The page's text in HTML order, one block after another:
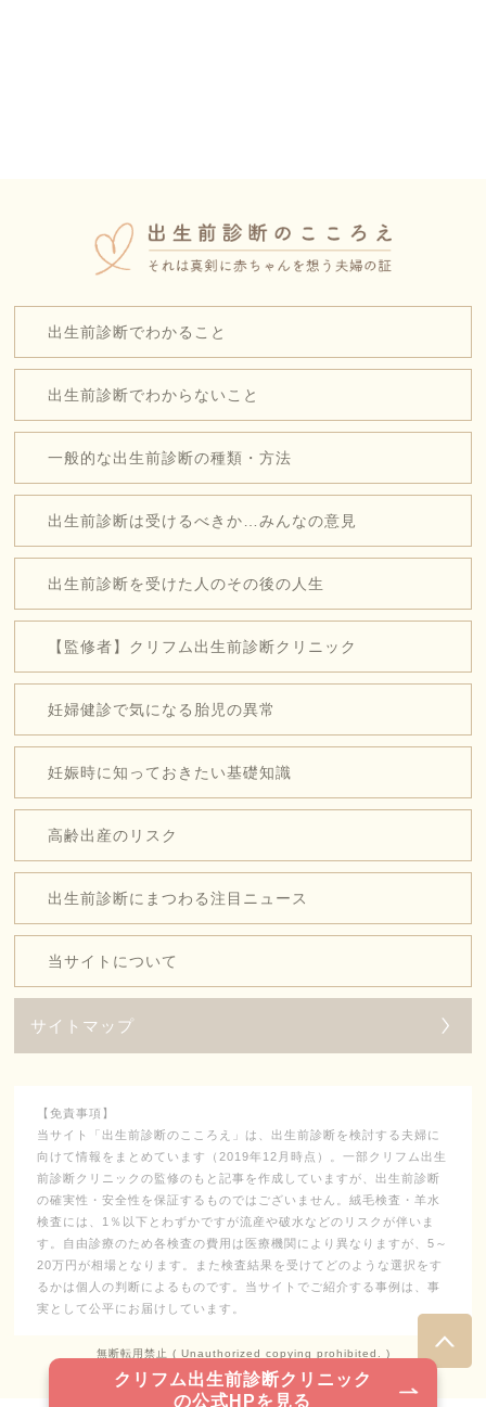
クリフム出生前診断クリニック
の公式HPを見る
出生前診断でわかること
出生前診断でわからないこと
一般的な出生前診断の種類・方法
出生前診断は受けるべきか…みんなの意見
出生前診断を受けた人のその後の人生
【監修者】クリフム出生前診断クリニック
妊婦健診で気になる胎児の異常
妊娠時に知っておきたい基礎知識
高齢出産のリスク
出生前診断にまつわる注目ニュース
当サイトについて
サイトマップ
【免責事項】
当サイト「出生前診断のこころえ」は、出生前診断を検討する夫婦に
向けて情報をまとめています（2019年12月時点）。一部クリフム出生
前診断クリニックの監修のもと記事を作成していますが、出生前診断
の確実性・安全性を保証するものではございません。絨毛検査・羊水
検査には、1％以下とわずかですが流産や破水などのリスクが伴いま
す。自由診療のため各検査の費用は医療機関により異なりますが、5～
20万円が相場となります。また検査結果を受けてどのような選択をす
るかは個人の判断によるものです。当サイトでご紹介する事例は、事
実として公平にお届けしています。
無断転用禁止 ( Unauthorized copying prohibited. )
sponsored by クリフム出生前診断クリニック